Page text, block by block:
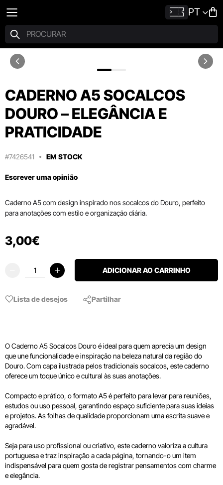
PT
CADERNO A5 SOCALCOS
DOURO – ELEGÂNCIA E
PRATICIDADE
#7426541 EM STOCK
Escrever uma opinião
Caderno A5 com design inspirado nos socalcos do Douro, perfeito
para anotações com estilo e organização diária.
3,00€
ADICIONAR AO CARRINHO
Lista de desejos Partilhar
O Caderno A5 Socalcos Douro é ideal para quem aprecia um design
que une funcionalidade e inspiração na beleza natural da região do
Douro. Com capa ilustrada pelos tradicionais socalcos, este caderno
oferece um toque único e cultural às suas anotações.
Compacto e prático, o formato A5 é perfeito para levar para reuniões,
estudos ou uso pessoal, garantindo espaço suficiente para suas ideias
e projetos. As folhas de qualidade proporcionam uma escrita suave e
agradável.
Seja para uso profissional ou criativo, este caderno valoriza a cultura
portuguesa e traz inspiração a cada página, tornando-o um item
indispensável para quem gosta de registrar pensamentos com charme
e elegância.